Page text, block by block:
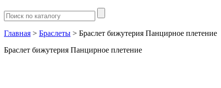
Главная > Браслеты > Браслет бижутерия Панцирное плетение
Браслет бижутерия Панцирное плетение